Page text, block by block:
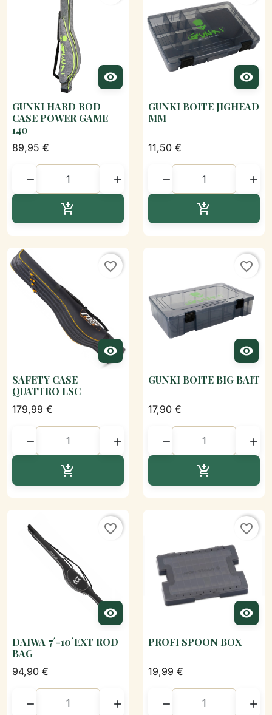

GUNKI HARD ROD
CASE POWER GAME
140
89,95 €
 


GUNKI BOITE JIGHEAD
MM
11,50 €
 


favorite_border
SAFETY CASE
QUATTRO LSC
179,99 €
 


favorite_border
GUNKI BOITE BIG BAIT
17,90 €
 


favorite_border
DAIWA 7´-10´EXT ROD
BAG
94,90 €
 

favorite_border
PROFI SPOON BOX
19,99 €
 